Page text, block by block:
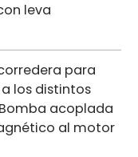
leva
para
los distintos
acoplada
al motor